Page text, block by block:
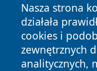
Nasza strona
działała
cookies i
zewnętrznych
analitycznych,
Copyright © 2026